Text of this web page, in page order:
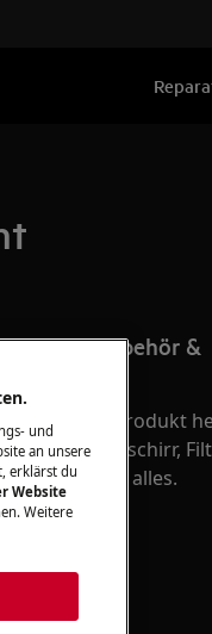
Zubehör &
aus Ihrem Produkt
- Kochgeschirr,
- wir haben alles.
und
an unsere
erklärst du
Website
Weitere